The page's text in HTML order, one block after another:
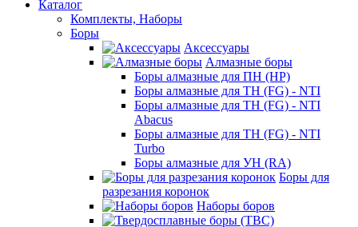
Каталог
Комплекты, Наборы
Боры
Аксессуары
Алмазные боры
Боры алмазные для ПН (HP)
Боры алмазные для ТН (FG) - NTI
Боры алмазные для ТН (FG) - NTI
Abacus
Боры алмазные для ТН (FG) - NTI
Turbo
Боры алмазные для УН (RA)
Боры для
разрезания коронок
Наборы боров